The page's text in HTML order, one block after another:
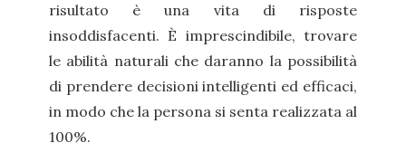
risultato è una vita di risposte
insoddisfacenti. È imprescindibile, trovare
le abilità naturali che daranno la possibilità
di prendere decisioni intelligenti ed efficaci,
in modo che la persona si senta realizzata al
100%.